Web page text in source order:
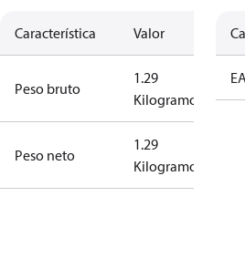
Característica Valor
Peso bruto
1.29
Kilogramo
Peso neto
1.29
Kilogramo